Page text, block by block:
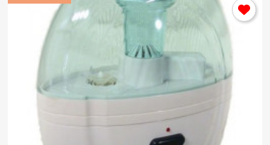
Du behöver vara inlogga för att spara produkter i din Önskelista.
Avbryt